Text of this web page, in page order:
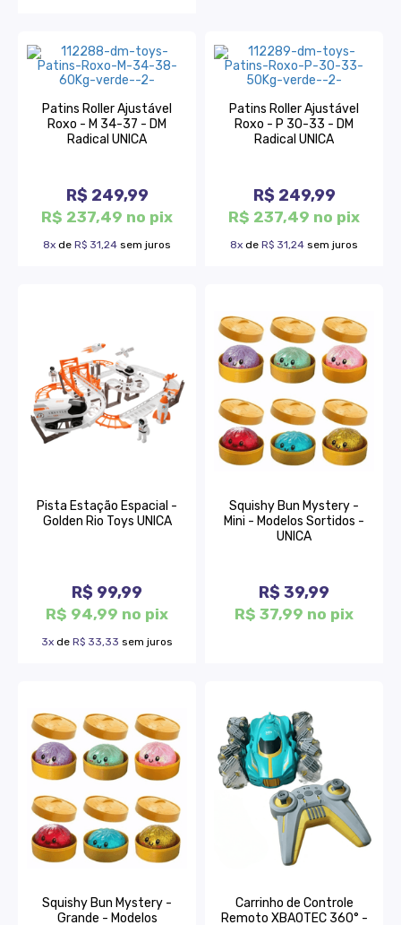
Patins Roller Ajustável
Roxo - M 34-37 - DM
Radical UNICA
R$ 249,99
R$ 237,49 no pix
8x de R$ 31,24 sem juros
Patins Roller Ajustável
Roxo - P 30-33 - DM
Radical UNICA
R$ 249,99
R$ 237,49 no pix
8x de R$ 31,24 sem juros
Pista Estação Espacial -
Golden Rio Toys UNICA
R$ 99,99
R$ 94,99 no pix
3x de R$ 33,33 sem juros
Squishy Bun Mystery -
Mini - Modelos Sortidos -
UNICA
R$ 39,99
R$ 37,99 no pix
Squishy Bun Mystery -
Grande - Modelos
Carrinho de Controle
Remoto XBAOTEC 360° -